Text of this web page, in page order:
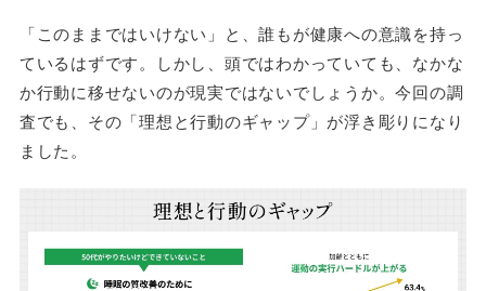
「このままではいけない」と、誰もが健康への意識を持っ
ているはずです。しかし、頭ではわかっていても、なかな
か行動に移せないのが現実ではないでしょうか。今回の調
査でも、その「理想と行動のギャップ」が浮き彫りになり
ました。